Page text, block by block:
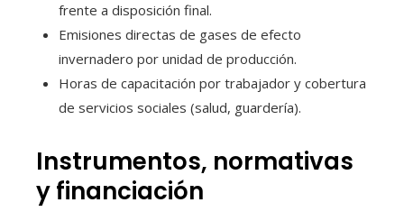
frente a disposición final.
Emisiones directas de gases de efecto
invernadero por unidad de producción.
Horas de capacitación por trabajador y cobertura
de servicios sociales (salud, guardería).
Instrumentos, normativas
y financiación